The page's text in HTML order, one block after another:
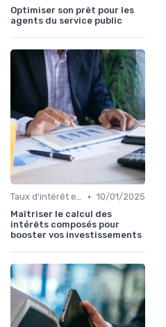
Optimiser son prêt pour les
agents du service public
Taux d'intérêt et conditions • 10/01/2025
Maîtriser le calcul des
intérêts composés pour
booster vos investissements